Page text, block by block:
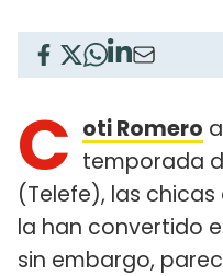
C oti Romero
temporada
(Telefe), las
la han convertido
sin embargo,